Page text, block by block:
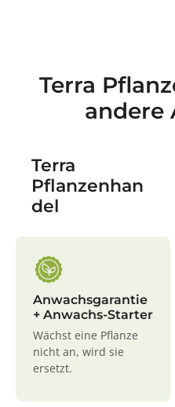
Terra
andere
Terra
Pflanzenhan
del
Anwachsgarantie
+ Anwachs-Starter
Wächst eine Pflanze
nicht an, wird sie
ersetzt.